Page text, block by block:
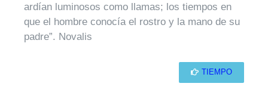
ardían luminosos como llamas; los tiempos en
que el hombre conocía el rostro y la mano de su
padre”. Novalis
TIEMPO